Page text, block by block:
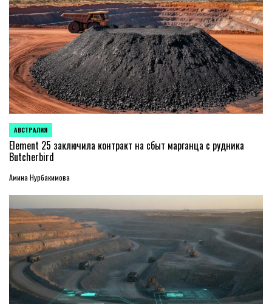
ОПУБЛИКОВАНО
В
АВСТРАЛИЯ
Element 25 заключила контракт на сбыт марганца с рудника
Butcherbird
Амина Нурбакимова